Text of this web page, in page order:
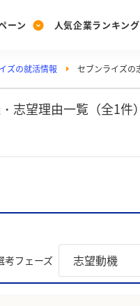
ーン
する
人気企業ランキング
キングを見る
の企業特集
ズの就活情報 セブンライズの
志望理由一覧（全1件）
考フェーズ